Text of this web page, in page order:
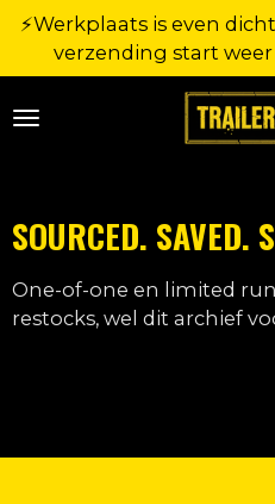
Ga
direct
naar
de
⚡Werkplaats is even
verzending start weer
SOURCED. SAVED.
One-of-one en limited
restocks, wel dit archief